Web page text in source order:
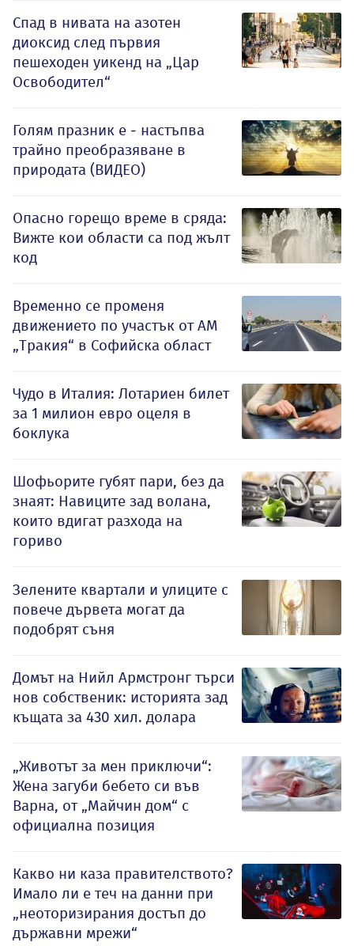
Спад в нивата на азотен
диоксид след първия
пешеходен уикенд на „Цар
Освободител“
Голям празник е - настъпва
трайно преобразяване в
природата (ВИДЕО)
Опасно горещо време в сряда:
Вижте кои области са под жълт
код
Временно се променя
движението по участък от АМ
„Тракия“ в Софийска област
Чудо в Италия: Лотариен билет
за 1 милион евро оцеля в
боклука
Шофьорите губят пари, без да
знаят: Навиците зад волана,
които вдигат разхода на
гориво
Зелените квартали и улиците с
повече дървета могат да
подобрят съня
Домът на Нийл Армстронг търси
нов собственик: историята зад
къщата за 430 хил. долара
„Животът за мен приключи“:
Жена загуби бебето си във
Варна, от „Майчин дом“ с
официална позиция
Какво ни каза правителството?
Имало ли е теч на данни при
„неоторизирания достъп до
държавни мрежи“